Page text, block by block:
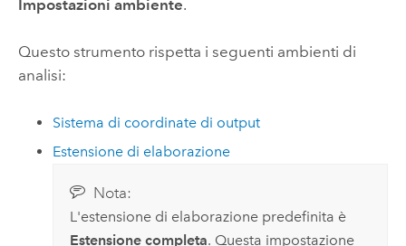
Impostazioni ambiente.
Questo strumento rispetta i seguenti ambienti di
analisi:
Sistema di coordinate di output
Estensione di elaborazione
Nota:
L'estensione di elaborazione predefinita è
Estensione completa. Questa impostazione